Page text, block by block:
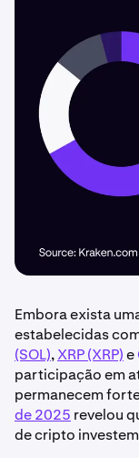
Embora exista
estabelecidas
(SOL),XRP (XRP)e
participação em
permanecem
de 2025 revelou
de cripto